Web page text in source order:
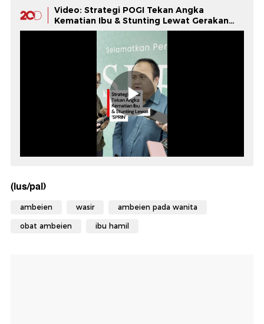
Video: Strategi POGI Tekan Angka
Kematian Ibu & Stunting Lewat Gerakan
SPRIN
(lus/pal)
ambeien wasir ambeien pada wanita
obat ambeien ibu hamil